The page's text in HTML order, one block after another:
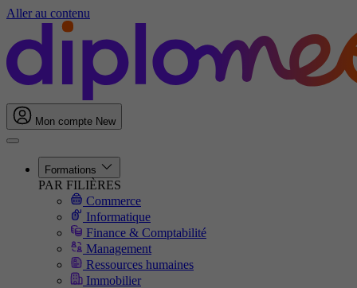
Aller au contenu
Mon compte New
Formations
PAR FILIÈRES
Commerce
Informatique
Finance & Comptabilité
Management
Ressources humaines
Immobilier